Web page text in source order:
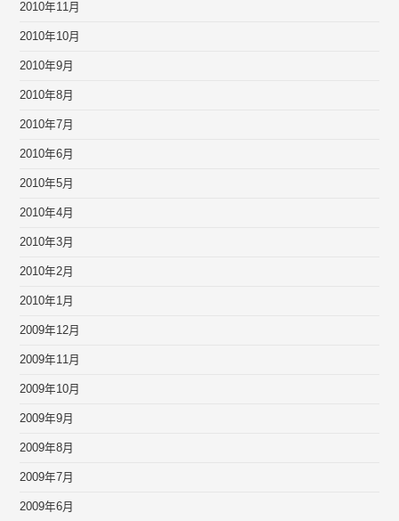
2010年11月
2010年10月
2010年9月
2010年8月
2010年7月
2010年6月
2010年5月
2010年4月
2010年3月
2010年2月
2010年1月
2009年12月
2009年11月
2009年10月
2009年9月
2009年8月
2009年7月
2009年6月